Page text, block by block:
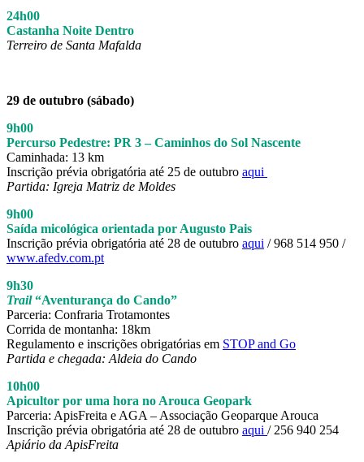
24h00
Castanha Noite Dentro
Terreiro de Santa Mafalda
29 de outubro (sábado)
9h00
Percurso Pedestre: PR 3 – Caminhos do Sol Nascente
Caminhada: 13 km
Inscrição prévia obrigatória até 25 de outubro aqui
Partida: Igreja Matriz de Moldes
9h00
Saída micológica orientada por Augusto Pais
Inscrição prévia obrigatória até 28 de outubro aqui / 968 514 950 /
www.afedv.com.pt
9h30
Trail“Aventurança do Cando”
Parceria: Confraria Trotamontes
Corrida de montanha: 18km
Regulamento e inscrições obrigatórias em STOP and Go
Partida e chegada: Aldeia do Cando
10h00
Apicultor por uma hora no Arouca Geopark
Parceria: ApisFreita e AGA – Associação Geoparque Arouca
Inscrição prévia obrigatória até 28 de outubro aqui / 256 940 254
Apiário da ApisFreita